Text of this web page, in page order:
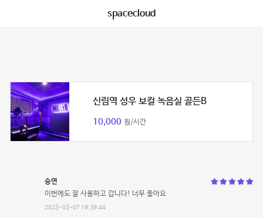
spacecloud
신림역 성우 보컬 녹음실 골든B
10,000 원/시간
승연
이번에도 잘 사용하고 갑니다! 너무 좋아요
2023-03-07 19:39:44